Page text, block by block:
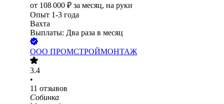
от 108 000 ₽ за месяц, на руки
Опыт 1-3 года
Вахта
Выплаты: Два раза в месяц
ООО ПРОМСТРОЙМОНТАЖ
3.4
•
11 отзывов
Собинка